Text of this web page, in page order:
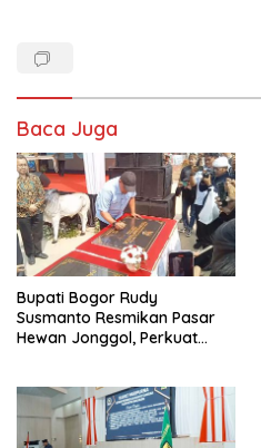
o
o
k
o
n
Baca Juga
Bupati Bogor Rudy
Susmanto Resmikan Pasar
Hewan Jonggol, Perkuat